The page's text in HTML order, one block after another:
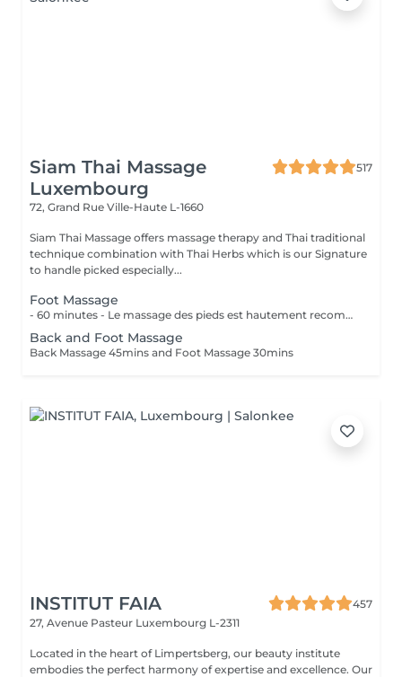
Siam Thai Massage
Luxembourg
517
72, Grand Rue Ville-Haute L-1660
Siam Thai Massage offers massage therapy and Thai traditional
technique combination with Thai Herbs which is our Signature
to handle picked especially...
Foot Massage
- 60 minutes - Le massage des pieds est hautement recommandé pour ceux qui ont les pieds et les jambes fatiguées. Soulage le stress et stimule la circulation du corps, des maux tels que la fatigue, les niveaux de basse énergie, les pointes de douleurs peuvent être aussi soulagés par des points de pressions.
Back and Foot Massage
Back Massage 45mins and Foot Massage 30mins
INSTITUT FAIA
457
27, Avenue Pasteur Luxembourg L-2311
Located in the heart of Limpertsberg, our beauty institute
embodies the perfect harmony of expertise and excellence. Our